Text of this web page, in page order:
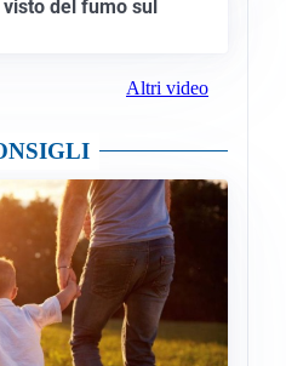
del fumo sul
Altri video